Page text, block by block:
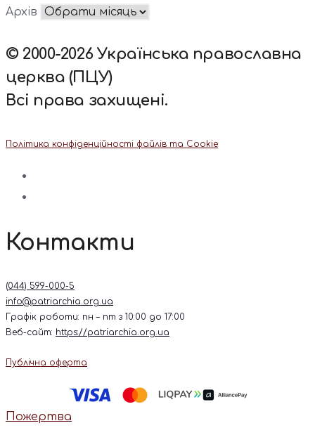
Архів
© 2000-2026 Українська православна
церква (ПЦУ)
Всі права захищені.
Політика конфіденційності файлів та Cookie
Контакти
(044) 599-000-5
info@patriarchia.org.ua
Графік роботи: пн – пт з 10:00 до 17:00
Веб-сайт: https://patriarchia.org.ua
Публічна оферта
Пожертва